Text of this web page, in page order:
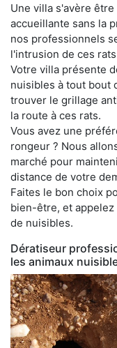
Une villa s'avère
accueillante sans la
nos professionnels
l'intrusion de ces
Votre villa présente
nuisibles à tout bout
trouver le grillage
la route à ces rats.
Vous avez une
rongeur ? Nous
marché pour
distance de votre
Faites le bon choix
bien-être, et
de nuisibles.
Dératiseur
les animaux